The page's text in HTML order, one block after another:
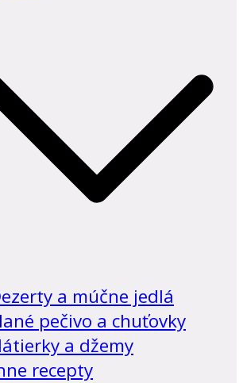
a múčne jedlá
pečivo a chuťovky
a džemy
recepty